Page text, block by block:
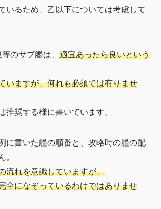
いるため、乙以下については考慮して
のサブ艦は、 適宜あったら良いという
いますが、何れも必須では有りませ
推奨する様に書いています。
に書いた艦の順番と、攻略時の艦の配
。
流れを意識していますが、
全になぞっているわけではありませ